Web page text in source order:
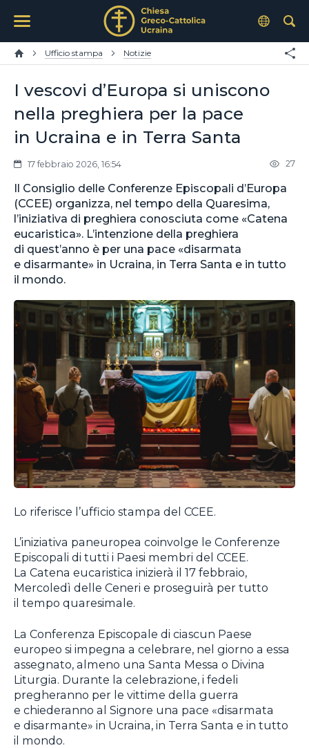
Ufficio stampa Notizie
I vescovi d’Europa si uniscono
nella preghiera per la pace
in Ucraina e in Terra Santa
17 febbraio 2026, 16:54 27
Il Consiglio delle Conferenze Episcopali d’Europa
(CCEE) organizza, nel tempo della Quaresima,
l’iniziativa di preghiera conosciuta come «Catena
eucaristica». L’intenzione della preghiera
di quest’anno è per una pace «disarmata
e disarmante» in Ucraina, in Terra Santa e in tutto
il mondo.
Lo riferisce l’ufficio stampa del CCEE.
L’iniziativa paneuropea coinvolge le Conferenze
Episcopali di tutti i Paesi membri del CCEE.
La Catena eucaristica inizierà il 17 febbraio,
Mercoledì delle Ceneri e proseguirà per tutto
il tempo quaresimale.
La Conferenza Episcopale di ciascun Paese
europeo si impegna a celebrare, nel giorno a essa
assegnato, almeno una Santa Messa o Divina
Liturgia. Durante la celebrazione, i fedeli
pregheranno per le vittime della guerra
e chiederanno al Signore una pace «disarmata
e disarmante» in Ucraina, in Terra Santa e in tutto
il mondo.